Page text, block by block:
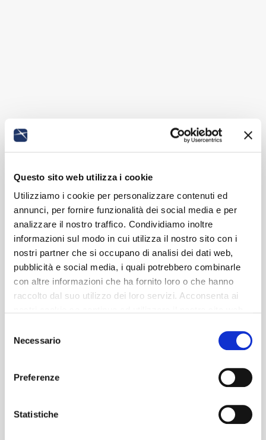
Questo sito web utilizza i cookie
Utilizziamo i cookie per personalizzare contenuti ed
annunci, per fornire funzionalità dei social media e per
analizzare il nostro traffico. Condividiamo inoltre
informazioni sul modo in cui utilizza il nostro sito con i
nostri partner che si occupano di analisi dei dati web,
pubblicità e social media, i quali potrebbero combinarle
con altre informazioni che ha fornito loro o che hanno
raccolto dal suo utilizzo dei loro servizi. Acconsenta ai
delNecessario
Preferenze
Statistiche